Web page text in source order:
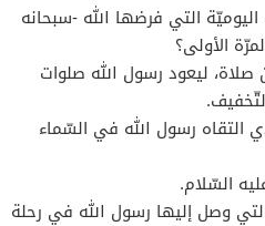
التي فرضها الله -سبحانه
الأولى؟
ليعود رسول الله صلوات
التقاه رسول الله في السّماء
السّلام.
وصل إليها رسول الله في رحلة